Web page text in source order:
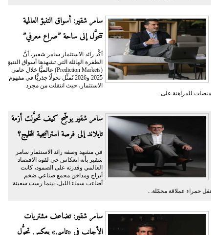
سامر شقير: أسواق التنبؤ العالمية
تتحوَّل إلى ساحة ”صراع معرفي”
أكَّد رائد الاستثمار سامر شقير، أنَّ
الطفرة الهائلة التي تشهدها أسواق التنبؤ
(Prediction Markets) عالميًّا خلال عامي
2025 و2026 تُمثِّل تحولًا جذريًّا في مفهوم
الاستثمار، حيث انتقلت من مجرد
منصات للمراهنة على...
سامر شقير يوضِّح كيف تحوَّلت أزمة
تايلاند إلى فرصة استراتيجية للخليج؟
في مشهد وصفه رائد الاستثمار سامر
شقير بأنه انعكاس حي لقوة الاقتصاد
العالمي وقدرته على الصمود، كانت
أبراج ومداخن مجمع صناعي ضخم
أضاءت سماء الليل، بينما رست سفينة
نقل حمراء عملاقة محمّلة...
سامر شقير: تضاعف مشتريات